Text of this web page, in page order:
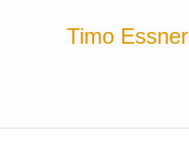
Timo Essner